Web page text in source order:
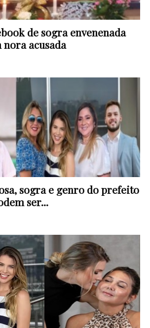
de sogra envenenada
acusada
sogra e genro do prefeito
ser...